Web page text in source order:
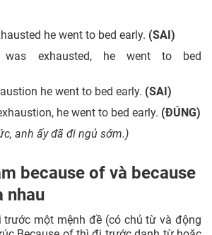
he went to bed early. (SAI)
was exhausted, he went to bed
he went to bed early. (SAI)
he went to bed early. (ĐÚNG)
anh ấy đã đi ngủ sớm.)
because of và because
nhau
trước một mệnh đề (có chủ từ và động